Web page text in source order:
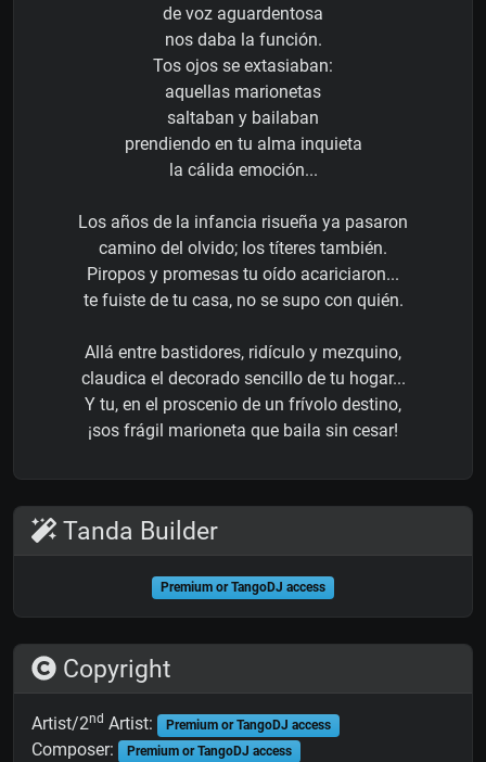
de voz aguardentosa
nos daba la función.
Tos ojos se extasiaban:
aquellas marionetas
saltaban y bailaban
prendiendo en tu alma inquieta
la cálida emoción...
Los años de la infancia risueña ya pasaron
camino del olvido; los títeres también.
Piropos y promesas tu oído acariciaron...
te fuiste de tu casa, no se supo con quién.
Allá entre bastidores, ridículo y mezquino,
claudica el decorado sencillo de tu hogar...
Y tu, en el proscenio de un frívolo destino,
¡sos frágil marioneta que baila sin cesar!
Tanda Builder
Premium or TangoDJ access
Copyright
Artist/2nd Artist: Premium or TangoDJ access
Composer: Premium or TangoDJ access